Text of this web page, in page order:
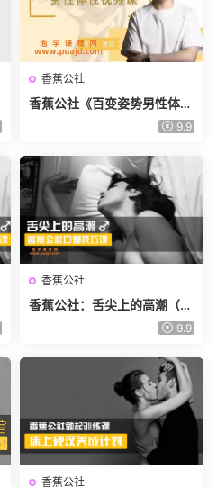
香蕉公社
香蕉公社《百变姿势男性体位
9.9
香蕉公社
香蕉公社：舌尖上的高潮（男
9.9
香蕉公社